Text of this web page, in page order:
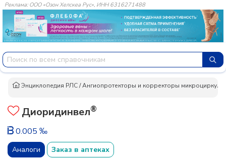
Реклама: ООО «Озон Хелскеа Рус», ИНН 6316271488
Энциклопедия РЛС/Ангиопротекторы и корректоры
Диоридинвел®
0.005 ‰
Аналоги Заказ в аптеках